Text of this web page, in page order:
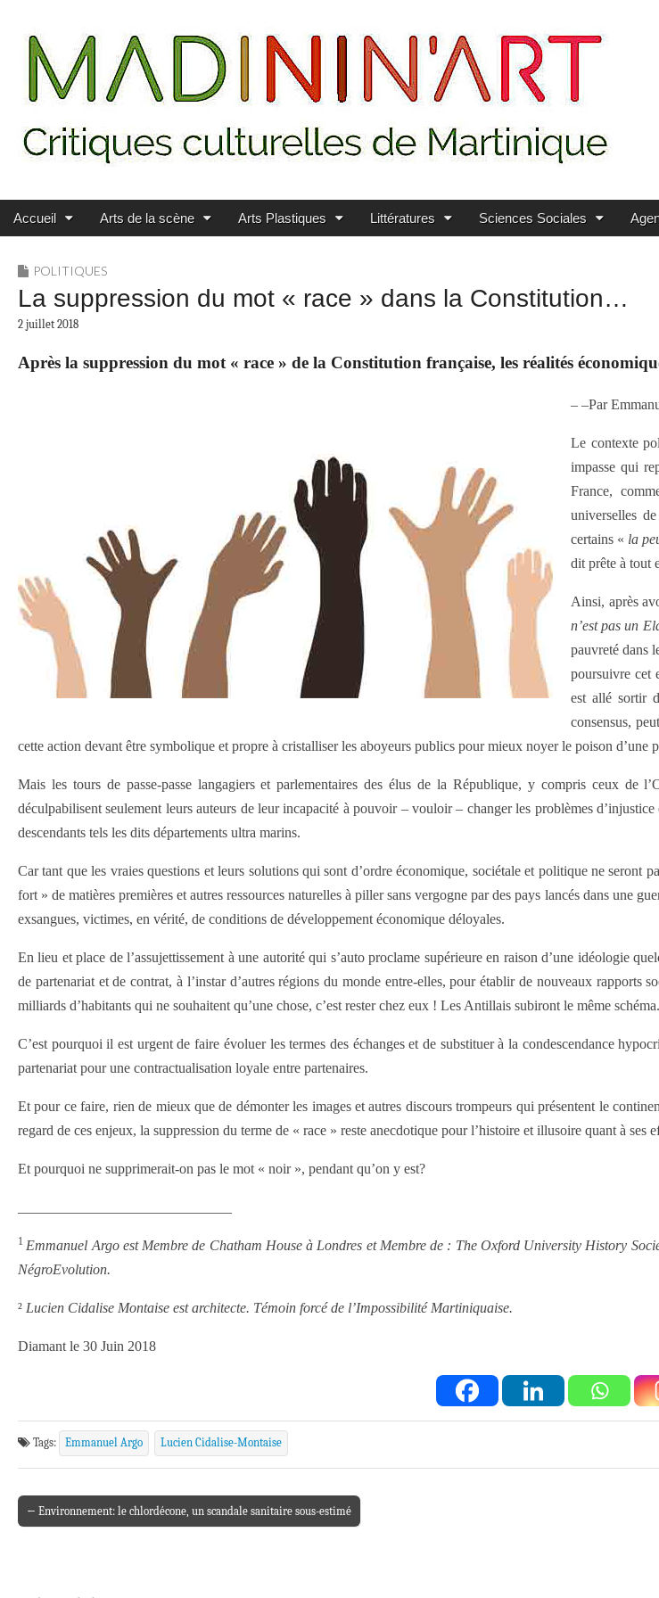
MADININ'ART
Main menu
Skip to content
Accueil Arts de la scène Arts Plastiques Littératures Sciences Sociales
POLITIQUES
La suppression du mot « race » dans la Constitution…
2 juillet 2018
Après la suppression du mot « race » de la Constitution française, les réalités
– –Par
Le contexte
impasse qui
France,
universelles
certains « la
dit prête à tout
Ainsi, après
n’est pas un
pauvreté dans
poursuivre cet
est allé sortir
consensus,
cette action devant être symbolique et propre à cristalliser les aboyeurs publics pour mieux noyer le poison d’une
Mais les tours de passe-passe langagiers et parlementaires des élus de la République, y compris ceux
déculpabilisent seulement leurs auteurs de leur incapacité à pouvoir – vouloir – changer les problèmes
descendants tels les dits départements ultra marins.
Car tant que les vraies questions et leurs solutions qui sont d’ordre économique, sociétale et politique ne
fort » de matières premières et autres ressources naturelles à piller sans vergogne par des pays lancés dans une
exsangues, victimes, en vérité, de conditions de développement économique déloyales.
En lieu et place de l’assujettissement à une autorité qui s’auto proclame supérieure en raison d’une idéologie
de partenariat et de contrat, à l’instar d’autres régions du monde entre-elles, pour établir de nouveaux
milliards d’habitants qui ne souhaitent qu’une chose, c’est rester chez eux ! Les Antillais subiront le même schéma.
C’est pourquoi il est urgent de faire évoluer les termes des échanges et de substituer à la condescendance
partenariat pour une contractualisation loyale entre partenaires.
Et pour ce faire, rien de mieux que de démonter les images et autres discours trompeurs qui présentent le
regard de ces enjeux, la suppression du terme de « race » reste anecdotique pour l’histoire et illusoire quant à ses
Et pourquoi ne supprimerait-on pas le mot « noir », pendant qu’on y est?
1 Emmanuel Argo est Membre de Chatham House à Londres et Membre de : The Oxford University History
NégroEvolution.
² Lucien Cidalise Montaise est architecte. Témoin forcé de l’Impossibilité Martiniquaise.
Diamant le 30 Juin 2018
Tags: Emmanuel Argo Lucien Cidalise-Montaise
Post navigation
← Environnement: le chlordécone, un scandale sanitaire sous-estimé